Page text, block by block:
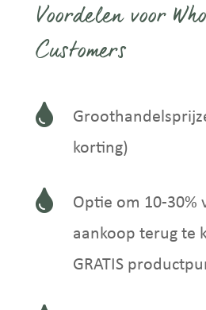
Voordelen voor
Customers

korting)

Optie om 10-30%
aankoop terug te
GRATIS